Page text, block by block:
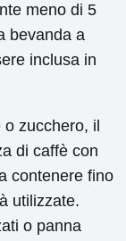
meno di 5
bevanda a
inclusa in
zucchero, il
di caffè con
contenere fino
utilizzate.
o panna